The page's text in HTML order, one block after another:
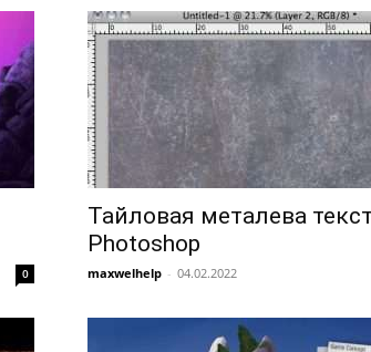
0
Тайловая металева
Photoshop
maxwelhelp - 04.02.2022